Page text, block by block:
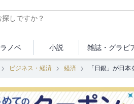
ラノベ 小説 雑誌・ グラビ
ビジネス・経済 経済 「日銀」が日